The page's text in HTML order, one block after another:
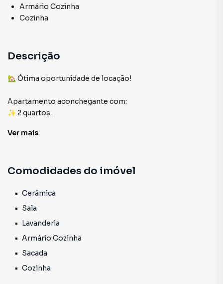
Armário Cozinha
Cozinha
Descrição
🏡 Ótima oportunidade de locação!
Apartamento aconchegante com:
✨ 2 quartos
✨ Cozinha funcional
✨ Vaga de garagem
📍 Localização privilegiada, próximo ao campo do Paduano
— ideal para quem busca praticidade e fácil acesso!
💰 Entre em contato para mais informações e agende uma
visita!
apartamento 402
Ver mais
Comodidades do imóvel
Cerâmica
Sala
Lavanderia
Armário Cozinha
Sacada
Cozinha